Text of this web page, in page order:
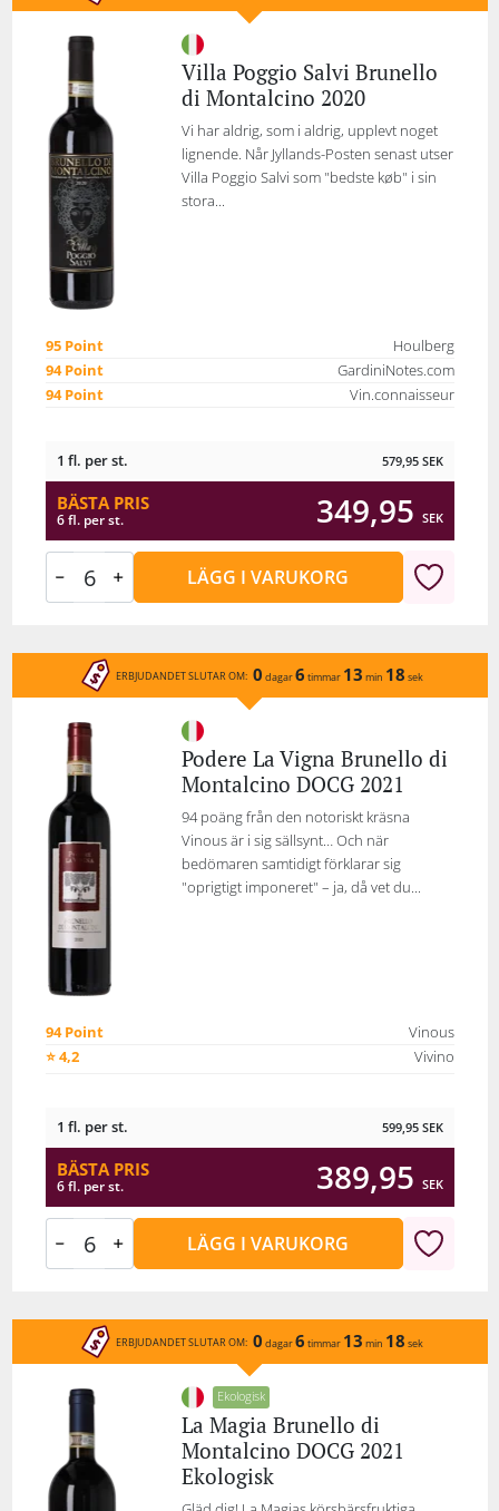
Villa Poggio Salvi Brunello
di Montalcino 2020
Vi har aldrig, som i aldrig, upplevt noget
lignende. Når Jyllands-Posten senast utser
Villa Poggio Salvi som "bedste køb" i sin
stora...
95 Point
Houlberg
94 Point
GardiniNotes.com
94 Point
Vin.connaisseur
1 fl. per st. 579,95 SEK
BÄSTA PRIS
6 fl. per st. 349,95 SEK
LÄGG I VARUKORG
ERBJUDANDET SLUTAR OM: 0 dagar6 timmar 13 min 18 sek
Podere La Vigna Brunello di
Montalcino DOCG 2021
94 poäng från den notoriskt kräsna
Vinous är i sig sällsynt… Och när
bedömaren samtidigt förklarar sig
"oprigtigt imponeret" – ja, då vet du...
94 Point
Vinous
⭐ 4,2
Vivino
1 fl. per st. 599,95 SEK
BÄSTA PRIS
6 fl. per st. 389,95 SEK
LÄGG I VARUKORG
ERBJUDANDET SLUTAR OM: 0 dagar6 timmar 13 min 18 sek
Ekologisk
La Magia Brunello di
Montalcino DOCG 2021
Ekologisk